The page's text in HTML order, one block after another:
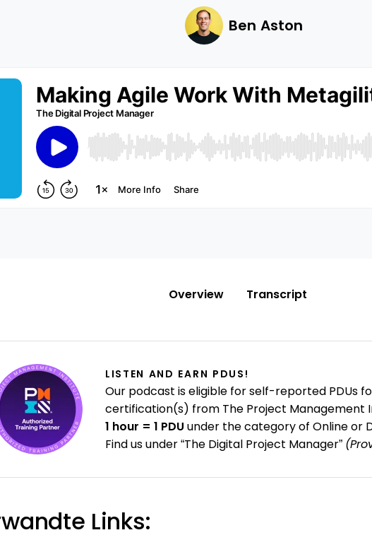
Ben Aston
Overview Transcript
LISTEN AND EARN PDUS!
Our podcast is eligible for self-reported PDUs
certification(s) from The Project Management
1 hour = 1 PDU under the category of Online or
Find us under “The Digital Project Manager”
Links: